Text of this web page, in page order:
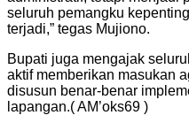
seluruh pemangku
terjadi,” tegas Mujiono.
Bupati juga mengajak
aktif memberikan masukan
disusun benar-benar
lapangan.( AM’oks69 )